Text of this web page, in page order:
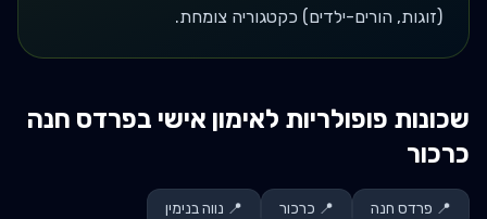
(זוגות, הורים-ילדים) כקטגוריה צומחת.
שכונות פופולריות לאימון אישי בפרדס חנה
כרכור
📍 פרדס חנה 📍 כרכור 📍 נווה בנימין